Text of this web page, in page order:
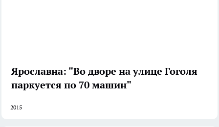
Ярославна: "Во дворе на улице Гоголя
паркуется по 70 машин"
2015